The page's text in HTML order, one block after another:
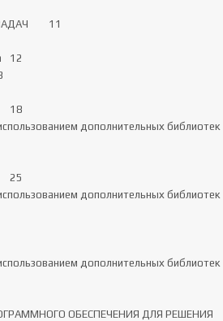
дополнительных библиотек
дополнительных библиотек
дополнительных библиотек
ОБЕСПЕЧЕНИЯ ДЛЯ РЕШЕНИЯ